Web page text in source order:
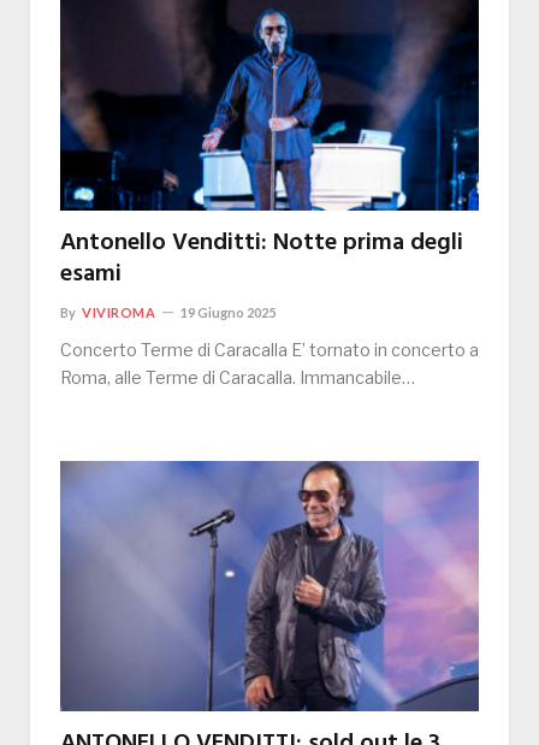
Antonello Venditti: Notte prima degli
esami
By VIVIROMA 19 Giugno 2025
Concerto Terme di Caracalla E’ tornato in concerto a
Roma, alle Terme di Caracalla. Immancabile…